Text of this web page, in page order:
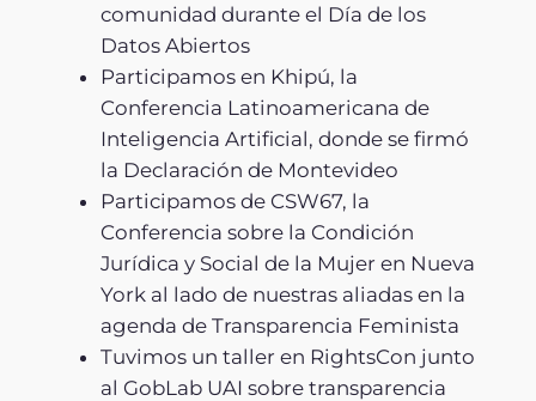
comunidad durante el Día de los
Datos Abiertos
Participamos en Khipú, la
Conferencia Latinoamericana de
Inteligencia Artificial, donde se firmó
la Declaración de Montevideo
Participamos de CSW67, la
Conferencia sobre la Condición
Jurídica y Social de la Mujer en Nueva
York al lado de nuestras aliadas en la
agenda de Transparencia Feminista
Tuvimos un taller en RightsCon junto
al GobLab UAI sobre transparencia